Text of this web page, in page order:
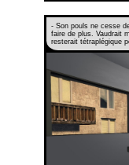
- Son pouls ne cesse
faire de plus. Vaudrait
resterait tétraplégique